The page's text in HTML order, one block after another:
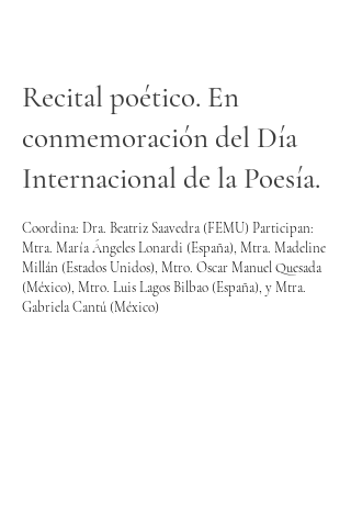
Recital poético. En
conmemoración del Día
Internacional de la Poesía.
Coordina: Dra. Beatriz Saavedra (FEMU) Participan:
Mtra. María Ángeles Lonardi (España), Mtra. Madeline
Millán (Estados Unidos), Mtro. Oscar Manuel Quesada
(México), Mtro. Luis Lagos Bilbao (España), y Mtra.
Gabriela Cantú (México)